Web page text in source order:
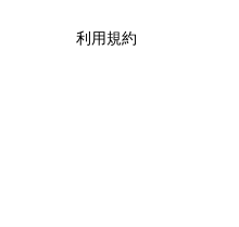
利用規約